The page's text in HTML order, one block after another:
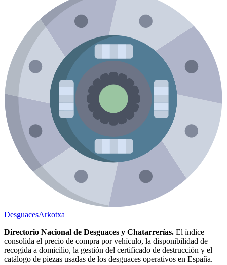
DesguacesArkotxa
Directorio Nacional de Desguaces y Chatarrerías. El índice
consolida el precio de compra por vehículo, la disponibilidad de
recogida a domicilio, la gestión del certificado de destrucción y el
catálogo de piezas usadas de los desguaces operativos en España.